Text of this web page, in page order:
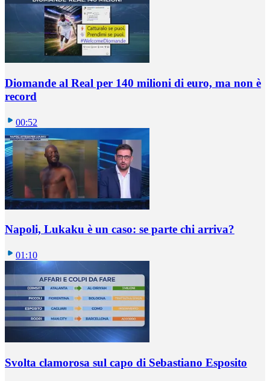
Diomande al Real per 140 milioni di euro, ma non è
record
00:52
Napoli, Lukaku è un caso: se parte chi arriva?
01:10
Svolta clamorosa sul capo di Sebastiano Esposito